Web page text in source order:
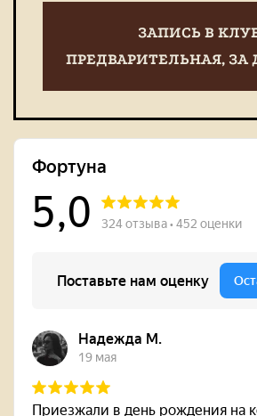
ЗАПИСЬ В
ПРЕДВАРИТЕЛЬНАЯ, ЗА